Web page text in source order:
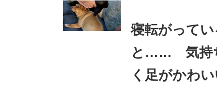
ビジネスと働き方のヒント
ITエンジニア向け専門サイト 企業向けIT
寝転がって
と…… 気持
く足がかわ